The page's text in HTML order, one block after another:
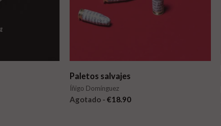
Paletos salvajes
Íñigo Domínguez
Agotado - €18.90